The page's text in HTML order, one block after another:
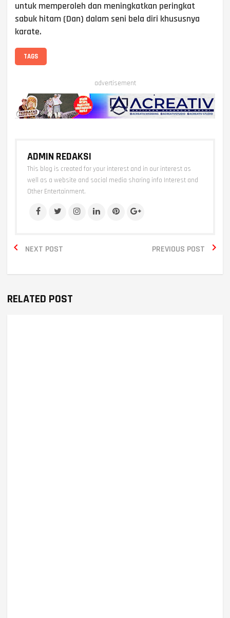
untuk memperoleh dan meningkatkan peringkat
sabuk hitam (Dan) dalam seni bela diri khususnya
karate.
TAGS
advertisement
ADMIN REDAKSI
This blog is created for your interest and in our interest as
well as a website and social media sharing info Interest and
Other Entertainment.
NEXT POST
 PREVIOUS POST 
RELATED POST